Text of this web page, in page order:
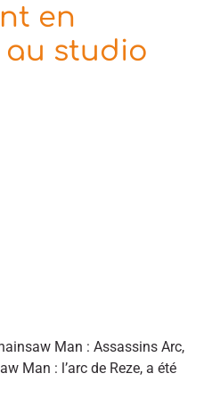
en
studio
Man : Assassins Arc,
Man : l’arc de Reze, a été